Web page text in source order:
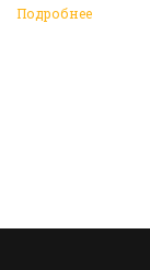
настоящему
Подробнее